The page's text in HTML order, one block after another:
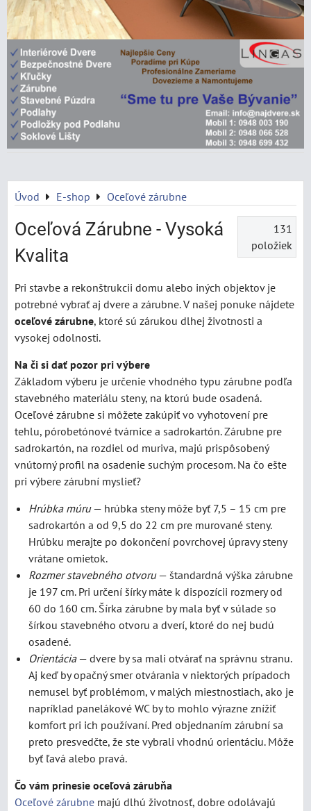
Úvod E-shop Oceľové zárubne
Oceľová Zárubne - Vysoká
Kvalita
131
položiek
Pri stavbe a rekonštrukcii domu alebo iných objektov je
potrebné vybrať aj dvere a zárubne. V našej ponuke nájdete
oceľové zárubne, ktoré sú zárukou dlhej životnosti a
vysokej odolnosti.
Na či si dať pozor pri výbere
Základom výberu je určenie vhodného typu zárubne podľa
stavebného materiálu steny, na ktorú bude osadená.
Oceľové zárubne si môžete zakúpiť vo vyhotovení pre
tehlu, pórobetónové tvárnice a sadrokartón. Zárubne pre
sadrokartón, na rozdiel od muriva, majú prispôsobený
vnútorný profil na osadenie suchým procesom. Na čo ešte
pri výbere zárubní myslieť?
Hrúbka múru— hrúbka steny môže byť 7,5 – 15 cm pre
sadrokartón a od 9,5 do 22 cm pre murované steny.
Hrúbku merajte po dokončení povrchovej úpravy steny
vrátane omietok.
Rozmer stavebného otvoru— štandardná výška zárubne
je 197 cm. Pri určení šírky máte k dispozícii rozmery od
60 do 160 cm. Šírka zárubne by mala byť v súlade so
šírkou stavebného otvoru a dverí, ktoré do nej budú
osadené.
Orientácia— dvere by sa mali otvárať na správnu stranu.
Aj keď by opačný smer otvárania v niektorých prípadoch
nemusel byť problémom, v malých miestnostiach, ako je
napríklad panelákové WC by to mohlo výrazne znížiť
komfort pri ich používaní. Pred objednaním zárubní sa
preto presvedčte, že ste vybrali vhodnú orientáciu. Môže
byť ľavá alebo pravá.
Čo vám prinesie oceľová zárubňa
Oceľové zárubne majú dlhú životnosť, dobre odolávajú